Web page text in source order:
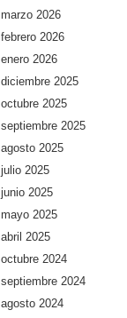
marzo 2026
febrero 2026
enero 2026
diciembre 2025
octubre 2025
septiembre 2025
agosto 2025
julio 2025
junio 2025
mayo 2025
abril 2025
octubre 2024
septiembre 2024
agosto 2024